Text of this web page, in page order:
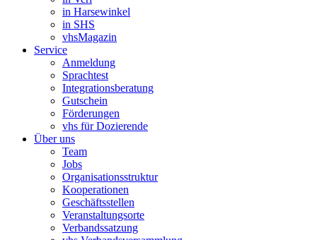
in Harsewinkel
in SHS
vhsMagazin
Service
Anmeldung
Sprachtest
Integrationsberatung
Gutschein
Förderungen
vhs für Dozierende
Über uns
Team
Jobs
Organisationsstruktur
Kooperationen
Geschäftsstellen
Veranstaltungsorte
Verbandssatzung